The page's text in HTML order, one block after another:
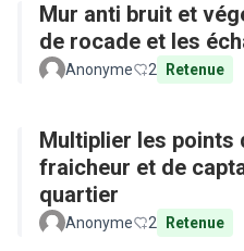
Mur anti bruit et
de rocade et les
Anonyme 2 Retenue
Multiplier les points
fraicheur et de
quartier
Anonyme 2 Retenue